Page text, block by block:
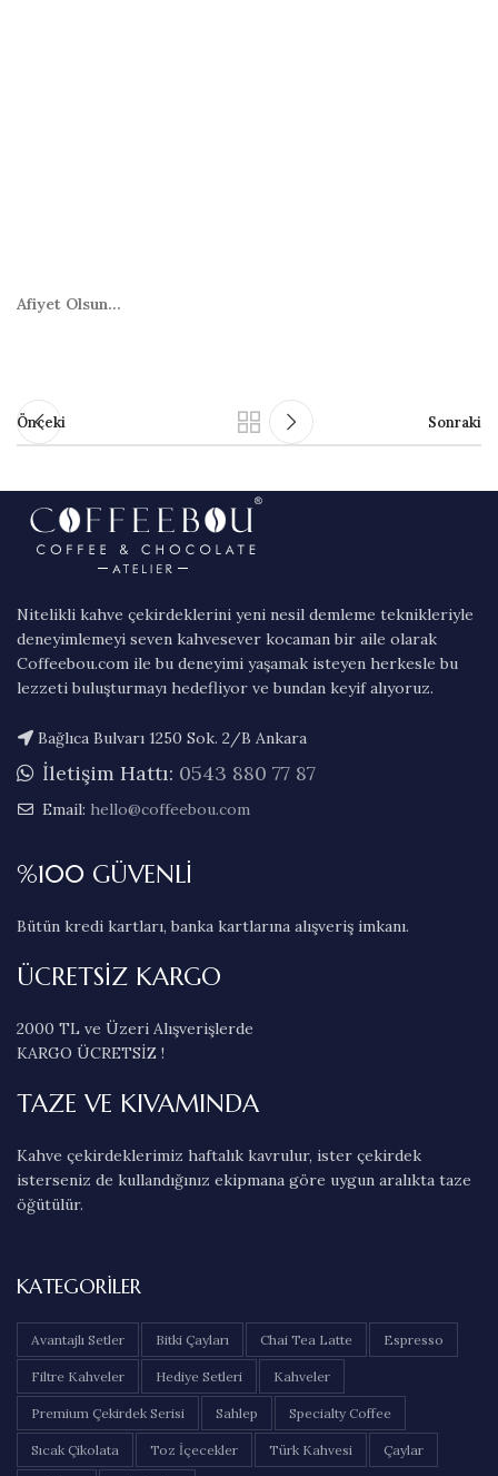
Afiyet Olsun…
Önceki Sonraki
Nitelikli kahve çekirdeklerini yeni nesil demleme teknikleriyle
deneyimlemeyi seven kahvesever kocaman bir aile olarak
Coffeebou.com ile bu deneyimi yaşamak isteyen herkesle bu
lezzeti buluşturmayı hedefliyor ve bundan keyif alıyoruz.
Bağlıca Bulvarı 1250 Sok. 2/B Ankara
İletişim Hattı: 0543 880 77 87
Email: hello@coffeebou.com
%100 GÜVENLİ
Bütün kredi kartları, banka kartlarına alışveriş imkanı.
ÜCRETSİZ KARGO
2000 TL ve Üzeri Alışverişlerde
KARGO ÜCRETSİZ !
TAZE VE KIVAMINDA
Kahve çekirdeklerimiz haftalık kavrulur, ister çekirdek
isterseniz de kullandığınız ekipmana göre uygun aralıkta taze
öğütülür.
KATEGORILER
Avantajlı Setler Bitki Çayları Chai Tea Latte Espresso
Filtre Kahveler Hediye Setleri Kahveler
Premium Çekirdek Serisi Sahlep Specialty Coffee
Sıcak Çikolata Toz İçecekler Türk Kahvesi Çaylar